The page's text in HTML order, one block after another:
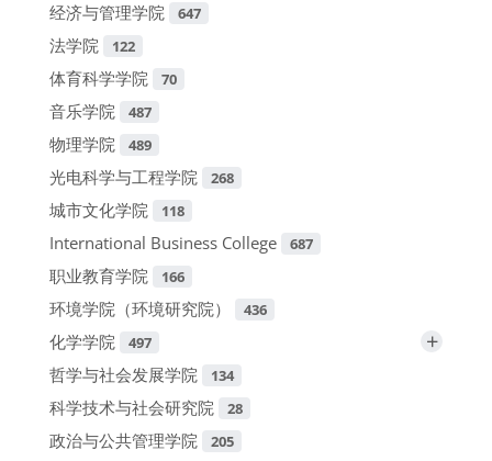
经济与管理学院 647
法学院 122
体育科学学院 70
音乐学院 487
物理学院 489
光电科学与工程学院 268
城市文化学院 118
International Business College 687
职业教育学院 166
环境学院（环境研究院） 436
化学学院 497 +
哲学与社会发展学院 134
科学技术与社会研究院 28
政治与公共管理学院 205